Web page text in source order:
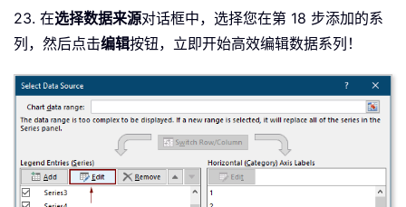
23. 在选择数据来源对话框中，选择您在第 18 步添加的系
列，然后点击编辑按钮，立即开始高效编辑数据系列！